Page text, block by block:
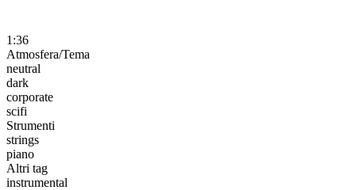
1:36
Atmosfera/Tema
neutral
dark
corporate
scifi
Strumenti
strings
piano
Altri tag
instrumental